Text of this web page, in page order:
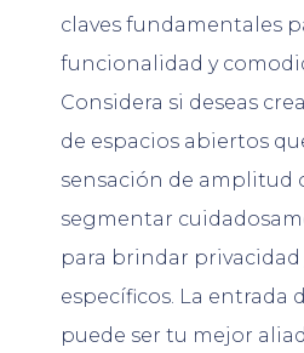
claves fundamentales
funcionalidad y
Considera si deseas
de espacios abiertos
sensación de amplitud
segmentar
para brindar privacidad
específicos. La entrada
puede ser tu mejor